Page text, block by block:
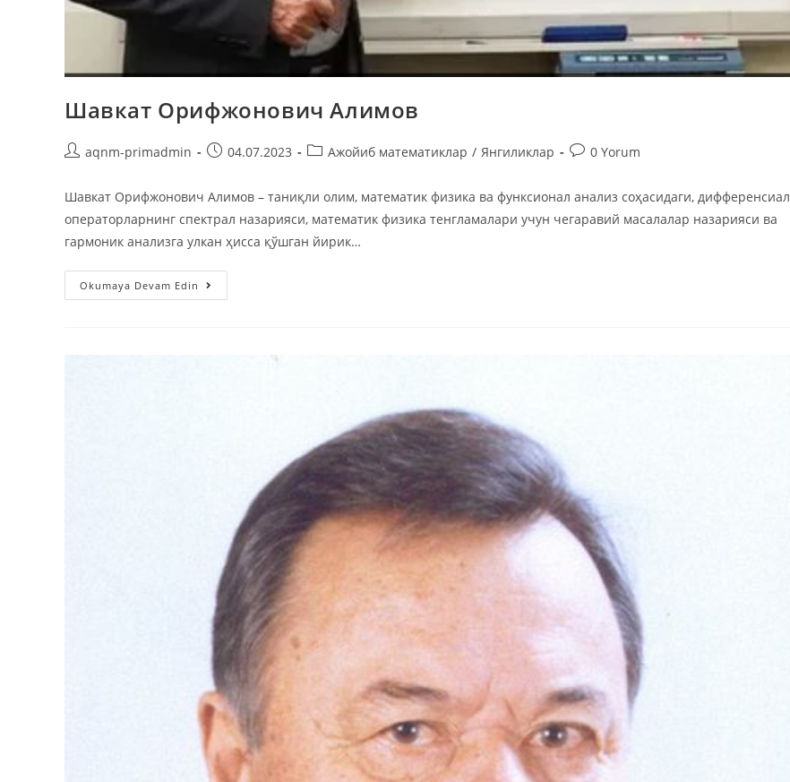
Шавкат Орифжонович Алимов
aqnm-primadmin 04.07.2023 Ажойиб математиклар / Янгиликлар 0 Yorum
Шавкат Орифжонович Алимов – таниқли олим, математик физика ва функсионал анализ соҳасидаги, дифференсиал
операторларнинг спектрал назарияси, математик физика тенгламалари учун чегаравий масалалар назарияси ва
гармоник анализга улкан ҳисса қўшган йирик…
Okumaya Devam Edin